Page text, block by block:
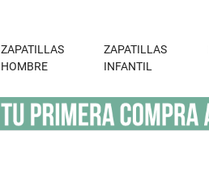
ZAPATILLAS
HOMBRE
ZAPATILLAS
INFANTIL